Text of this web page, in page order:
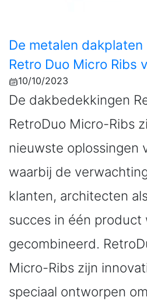
De metalen dakplaten
Retro Duo Micro Ribs
10/10/2023
De dakbedekkingen
RetroDuo Micro-Ribs
nieuwste oplossingen
waarbij de
klanten, architecten
succes in één product
gecombineerd.
Micro-Ribs zijn
speciaal ontworpen